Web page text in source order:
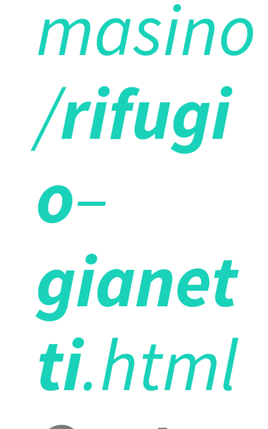
masino
/rifugi
o–
gianet
ti.html